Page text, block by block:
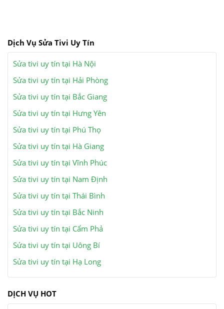
Dịch Vụ Sửa Tivi Uy Tín
Sửa tivi uy tín tại Hà Nội
Sửa tivi uy tín tại Hải Phòng
Sửa tivi uy tín tại Bắc Giang
Sửa tivi uy tín tại Hưng Yên
Sửa tivi uy tín tại Phú Thọ
Sửa tivi uy tín tại Hà Giang
Sửa tivi uy tín tại Vĩnh Phúc
Sửa tivi uy tín tại Nam Định
Sửa tivi uy tín tại Thái Bình
Sửa tivi uy tín tại Bắc Ninh
Sửa tivi uy tín tại Cẩm Phả
Sửa tivi uy tín tại Uông Bí
Sửa tivi uy tín tại Hạ Long
DỊCH VỤ HOT